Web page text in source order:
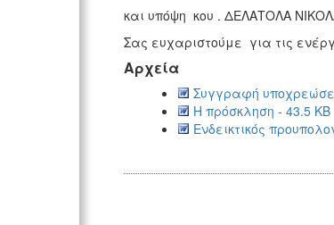
και υπόψη κου . ΔΕΛΑΤΟΛΑ
Σας ευχαριστούμε για τις
Αρχεία
Συγγραφή
Η πρόσκληση - 43.5 KB
Ενδεικτικός